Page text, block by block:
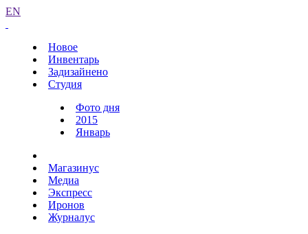
EN
Новое
Инвентарь
Задизайнено
Студия
Фото дня
2015
Январь
Магазинус
Медиа
Экспресс
Иронов
Журналус